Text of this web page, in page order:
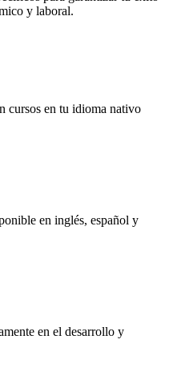
y laboral.
cursos en tu idioma nativo
en inglés, español y
en el desarrollo y